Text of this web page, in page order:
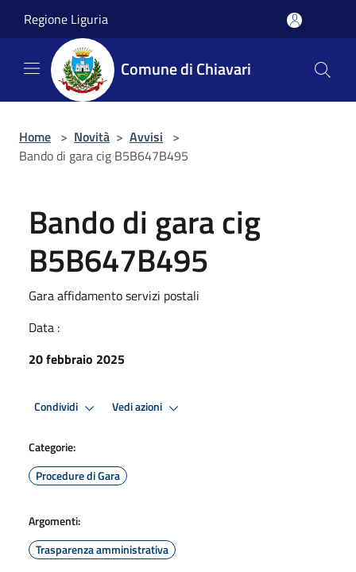
Regione Liguria
Comune di Chiavari
Home > Novità > Avvisi >
Bando di gara cig B5B647B495
Bando di gara cig
B5B647B495
Gara affidamento servizi postali
Data :
20 febbraio 2025
Condividi Vedi azioni
Categorie:
Procedure di Gara
Argomenti:
Trasparenza amministrativa